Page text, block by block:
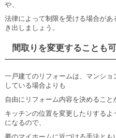
や、
法律によって制限を受ける場合が
き出しましょう。
間取りを変更することも
一戸建てのリフォームは、マンシ
している場合よりも
自由にリフォーム内容を決めること
キッチンの位置を変更したりする
になるので、